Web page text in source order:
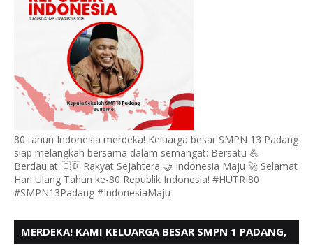
80 tahun Indonesia merdeka! Keluarga besar SMPN 13 Padang
siap melangkah bersama dalam semangat: Bersatu 💪
Berdaulat 🇮🇩 Rakyat Sejahtera 🤝 Indonesia Maju 🚀 Selamat
Hari Ulang Tahun ke-80 Republik Indonesia! #HUTRI80
#SMPN13Padang #IndonesiaMaju
MERDEKA! KAMI KELUARGA BESAR SMPN 1 PADANG,